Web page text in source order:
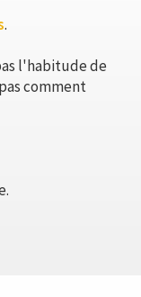
.
l'habitude de
comment